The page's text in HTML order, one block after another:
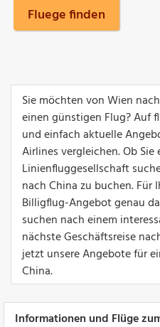
Fluege finden
Sie möchten von Wien
einen günstigen Flug? Auf
und einfach aktuelle
Airlines vergleichen. Ob
Linienfluggesellschaft
nach China zu buchen. Für
Billigflug-Angebot genau
suchen nach einem
nächste Geschäftsreise
jetzt unsere Angebote für
China.
Informationen und Flüge